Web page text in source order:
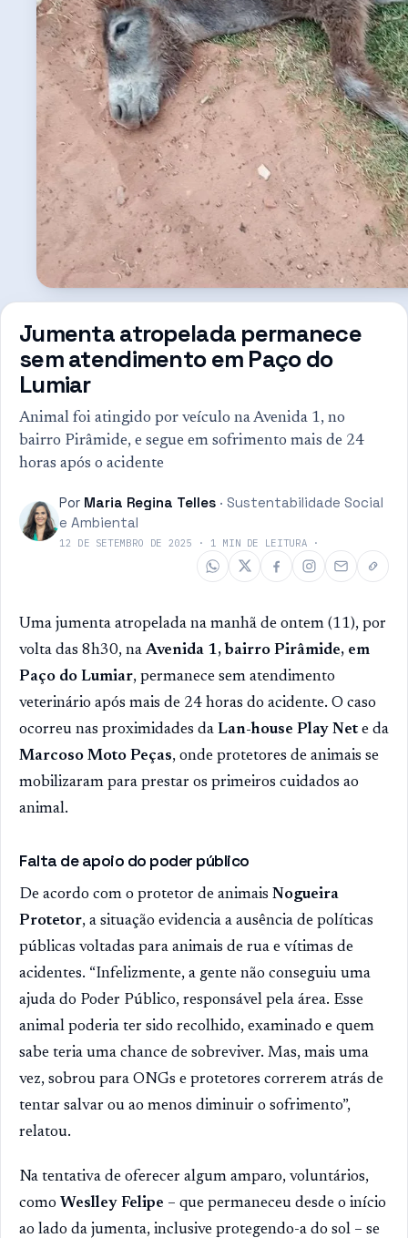
Jumenta atropelada permanece
sem atendimento em Paço do
Lumiar
Animal foi atingido por veículo na Avenida 1, no
bairro Pirâmide, e segue em sofrimento mais de 24
horas após o acidente
Por Maria Regina Telles · Sustentabilidade Social
e Ambiental
12 DE SETEMBRO DE 2025 · 1 MIN DE LEITURA ·
Uma jumenta atropelada na manhã de ontem (11), por
volta das 8h30, naAvenida 1, bairro Pirâmide, em
Paço do Lumiar, permanece sem atendimento
veterinário após mais de 24 horas do acidente. O caso
ocorreu nas proximidades da Lan-house Play Nete da
Marcoso Moto Peças, onde protetores de animais se
mobilizaram para prestar os primeiros cuidados ao
animal.
Falta de apoio do poder público
De acordo com o protetor de animais Nogueira
Protetor, a situação evidencia a ausência de políticas
públicas voltadas para animais de rua e vítimas de
acidentes. “Infelizmente, a gente não conseguiu uma
ajuda do Poder Público, responsável pela área. Esse
animal poderia ter sido recolhido, examinado e quem
sabe teria uma chance de sobreviver. Mas, mais uma
vez, sobrou para ONGs e protetores correrem atrás de
tentar salvar ou ao menos diminuir o sofrimento”,
relatou.
Na tentativa de oferecer algum amparo, voluntários,
como Weslley Felipe – que permaneceu desde o início
ao lado da jumenta, inclusive protegendo-a do sol – se